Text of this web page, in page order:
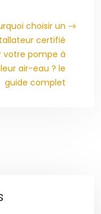
choisir un
certifié
votre pompe à
air-eau ? le
guide complet